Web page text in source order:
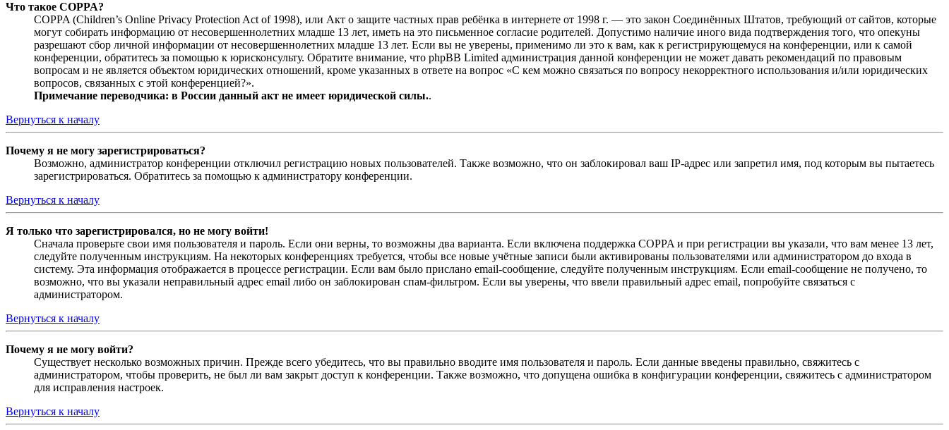
Что такое COPPA?
COPPA (Children’s Online Privacy Protection Act of 1998), или Акт о защите частных прав ребёнка в интернете от 1998 г. — это закон Соединённых Штатов, требующий от сайтов, которые
могут собирать информацию от несовершеннолетних младше 13 лет, иметь на это письменное согласие родителей. Допустимо наличие иного вида подтверждения того, что опекуны
разрешают сбор личной информации от несовершеннолетних младше 13 лет. Если вы не уверены, применимо ли это к вам, как к регистрирующемуся на конференции, или к самой
конференции, обратитесь за помощью к юрисконсульту. Обратите внимание, что phpBB Limited администрация данной конференции не может давать рекомендаций по правовым
вопросам и не является объектом юридических отношений, кроме указанных в ответе на вопрос «С кем можно связаться по вопросу некорректного использования и/или юридических
вопросов, связанных с этой конференцией?».
Примечание переводчика: в России данный акт не имеет юридической силы..
Вернуться к началу
Почему я не могу зарегистрироваться?
Возможно, администратор конференции отключил регистрацию новых пользователей. Также возможно, что он заблокировал ваш IP-адрес или запретил имя, под которым вы пытаетесь
зарегистрироваться. Обратитесь за помощью к администратору конференции.
Вернуться к началу
Я только что зарегистрировался, но не могу войти!
Сначала проверьте свои имя пользователя и пароль. Если они верны, то возможны два варианта. Если включена поддержка COPPA и при регистрации вы указали, что вам менее 13 лет,
следуйте полученным инструкциям. На некоторых конференциях требуется, чтобы все новые учётные записи были активированы пользователями или администратором до входа в
систему. Эта информация отображается в процессе регистрации. Если вам было прислано email-сообщение, следуйте полученным инструкциям. Если email-сообщение не получено, то
возможно, что вы указали неправильный адрес email либо он заблокирован спам-фильтром. Если вы уверены, что ввели правильный адрес email, попробуйте связаться с
администратором.
Вернуться к началу
Почему я не могу войти?
Существует несколько возможных причин. Прежде всего убедитесь, что вы правильно вводите имя пользователя и пароль. Если данные введены правильно, свяжитесь с
администратором, чтобы проверить, не был ли вам закрыт доступ к конференции. Также возможно, что допущена ошибка в конфигурации конференции, свяжитесь с администратором
для исправления настроек.
Вернуться к началу